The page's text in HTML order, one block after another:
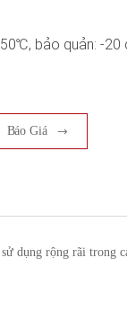
bảo quản: -
Báo Giá
dụng rộng rãi trong